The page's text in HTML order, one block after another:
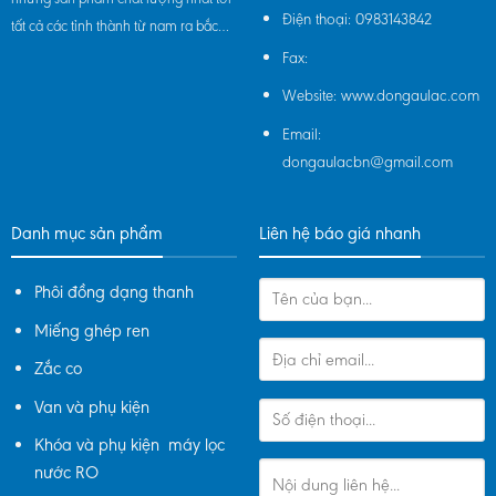
tất cả các tỉnh thành từ nam ra bắc…
Điện thoại: 0983143842
Fax:
Website: www.dongaulac.com
Email:
dongaulacbn@gmail.com
Danh mục sản phẩm
Phôi đồng dạng thanh
Miếng ghép ren
Zắc co
Van và phụ kiện
Khóa và phụ kiện máy lọc
nước RO
Liên hệ báo giá nhanh